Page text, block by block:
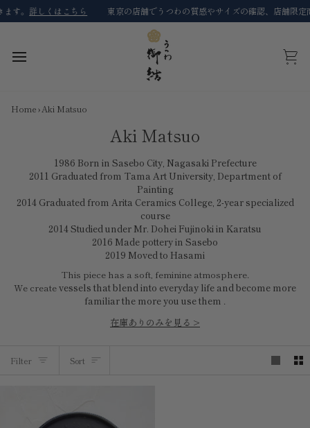
Skip
to
。詳しくはこちら 東京の店舗でうつわの質感やサイズの確認、店舗限定
Cart
Home›Aki Matsuo
Aki Matsuo
1986 Born in Sasebo City, Nagasaki Prefecture
2011 Graduated from Tama Art University, Department of
Painting
2014 Graduated from Arita Ceramics College, 2-year specialized
course
2014 Studied under Mr. Dohei Fujinoki in Karatsu
2016 Made pottery in Sasebo
2019 Moved to Hasami
This piece has a soft, feminine atmosphere.
We createvessels that blend into everyday life and become more
familiar the more you use them .
在庫ありのみを見る >
Filter Sort
Sort